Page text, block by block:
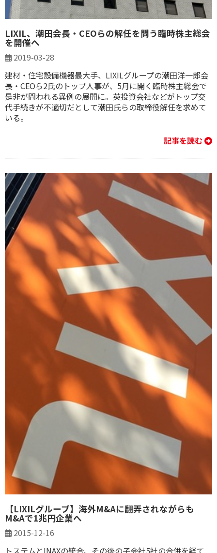
LIXIL、潮田会長・CEOらの解任を問う臨時株主総会
を開催へ
2019-03-28
建材・住宅設備機器最大手、LIXILグループの潮田洋一郎会
長・CEOら2氏のトップ人事が、5月に開く臨時株主総会で
是非が問われる異例の展開に。英投資会社などがトップ交
代手続きが不適切だとして潮田氏らの取締役解任を求めて
いる。
記事を読む
【LIXILグループ】海外M&Aに翻弄されながらも
M&Aで1兆円企業へ
2015-12-16
トステムとINAXの統合、その後の子会社5社の合併を経て